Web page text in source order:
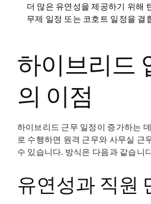
더 많은 유연성을 제공하기 위해
무제 일정 또는 코호트 일정을 결
하이브리드
의 이점
하이브리드 근무 일정이 증가하는
로 수행하면 원격 근무와 사무실 근
수 있습니다. 방식은 다음과 같습니
유연성과 직원